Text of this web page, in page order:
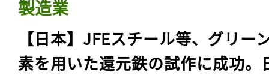
製造業
【日本】JFEスチール等、グリー
素を用いた還元鉄の試作に成功。